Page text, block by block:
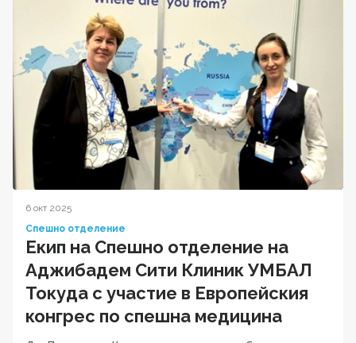
6 окт 2025
Спешно отделение
Екип на Спешно отделение на
Аджибадем Сити Клиник УМБАЛ
Токуда с участие в Европейския
конгрес по спешна медицина